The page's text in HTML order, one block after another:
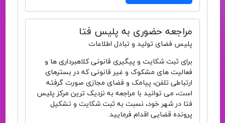
مراجعه حضوری به پلیس فتا
پلیس فضای تولید و تبادل اطلاعات
برای ثبت شکایت و پیگیری قانونی کلاهبرداری ها و
فعالیت های مشکوک و غیر قانونی که در بسترهای
ارتباطی تلفن، پیامک و فضای مجازی صورت گرفته
است، می توانید با مراجعه به نزدیک ترین مرکز پلیس
فتا در شهر خود، نسبت به ثبت شکایت و تشکیل
پرونده قضایی اقدام فرمایید.